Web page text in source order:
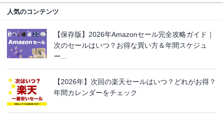
人気のコンテンツ
【保存版】2026年Amazonセール完全攻略ガイド｜
次のセールはいつ？お得な買い方＆年間スケジュ
ー...
【2026年】次回の楽天セールはいつ？どれがお得？
年間カレンダーをチェック